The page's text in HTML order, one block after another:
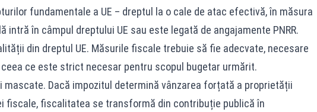
fundamentale a UE – dreptul la o cale de atac efectivă, în măsura
intră în câmpul dreptului UE sau este legată de angajamente PNRR.
din dreptul UE. Măsurile fiscale trebuie să fie adecvate, necesare
ce este strict necesar pentru scopul bugetar urmărit.
Dacă impozitul determină vânzarea forțată a proprietății
fiscale, fiscalitatea se transformă din contribuție publică în